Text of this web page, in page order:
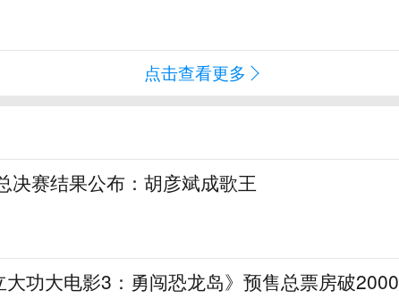
点击查看更多
决赛结果公布：胡彦斌成歌王
功大电影3：勇闯恐龙岛》预售总票房破2000